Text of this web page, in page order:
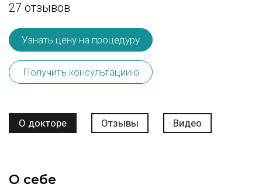
27 отзывов
Узнать цену на процедуру
Получить консультациию
О докторе Отзывы Видео
О себе